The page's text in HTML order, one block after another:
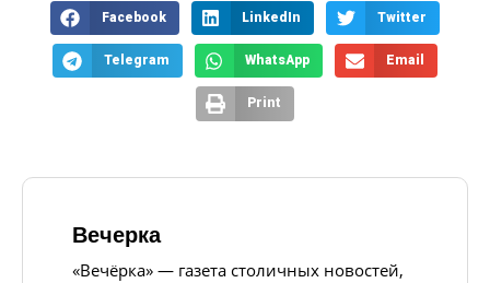
Facebook LinkedIn Twitter
Telegram WhatsApp Email
Print
Вечерка
«Вечёрка» — газета столичных новостей,